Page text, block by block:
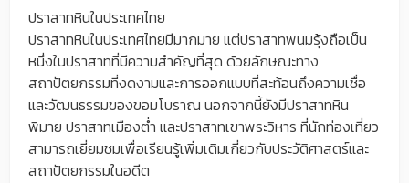
ปราสาทหินในประเทศไทย
ปราสาทหินในประเทศไทยมีมากมาย แต่ปราสาทพนมรุ้งถือเป็น
หนึ่งในปราสาทที่มีความสำคัญที่สุด ด้วยลักษณะทาง
สถาปัตยกรรมที่งดงามและการออกแบบที่สะท้อนถึงความเชื่อ
และวัฒนธรรมของขอมโบราณ นอกจากนี้ยังมีปราสาทหิน
พิมาย ปราสาทเมืองต่ำ และปราสาทเขาพระวิหาร ที่นักท่องเที่ยว
สามารถเยี่ยมชมเพื่อเรียนรู้เพิ่มเติมเกี่ยวกับประวัติศาสตร์และ
สถาปัตยกรรมในอดีต